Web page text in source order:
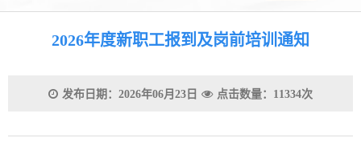
2026年度新职工报到及岗前培训通知
发布日期：2026年06月23日 点击数量：11334次